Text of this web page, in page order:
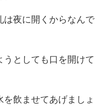
は夜に開くからなんで
としても口を開けて
飲ませてあげましょ